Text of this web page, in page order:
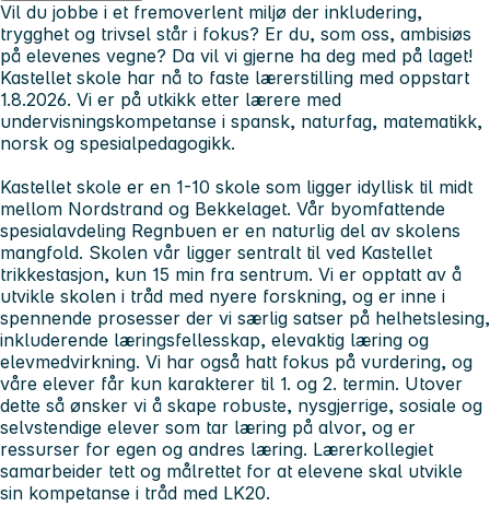
Vil du jobbe i et fremoverlent miljø der inkludering,
trygghet og trivsel står i fokus? Er du, som oss, ambisiøs
på elevenes vegne? Da vil vi gjerne ha deg med på laget!
Kastellet skole har nå to faste lærerstilling med oppstart
1.8.2026. Vi er på utkikk etter lærere med
undervisningskompetanse i spansk, naturfag, matematikk,
norsk og spesialpedagogikk.
Kastellet skole er en 1-10 skole som ligger idyllisk til midt
mellom Nordstrand og Bekkelaget. Vår byomfattende
spesialavdeling Regnbuen er en naturlig del av skolens
mangfold. Skolen vår ligger sentralt til ved Kastellet
trikkestasjon, kun 15 min fra sentrum. Vi er opptatt av å
utvikle skolen i tråd med nyere forskning, og er inne i
spennende prosesser der vi særlig satser på helhetslesing,
inkluderende læringsfellesskap, elevaktig læring og
elevmedvirkning. Vi har også hatt fokus på vurdering, og
våre elever får kun karakterer til 1. og 2. termin. Utover
dette så ønsker vi å skape robuste, nysgjerrige, sosiale og
selvstendige elever som tar læring på alvor, og er
ressurser for egen og andres læring. Lærerkollegiet
samarbeider tett og målrettet for at elevene skal utvikle
sin kompetanse i tråd med LK20.